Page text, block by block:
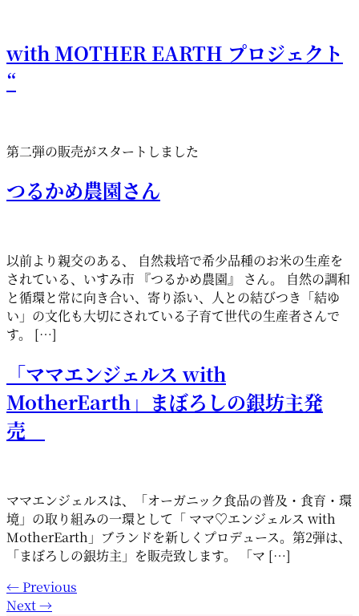
with MOTHER EARTH プロジェクト
“
第二弾の販売がスタートしました
つるかめ農園さん
以前より親交のある、 自然栽培で希少品種のお米の生産を
されている、いすみ市 『つるかめ農園』 さん。 自然の調和
と循環と常に向き合い、寄り添い、人との結びつき「結ゆ
い」の文化も大切にされている子育て世代の生産者さんで
す。 […]
「ママエンジェルス with
MotherEarth」まぼろしの銀坊主発
売
ママエンジェルスは、「オーガニック食品の普及・食育・環
境」の取り組みの一環として「 ママ♡エンジェルス with
MotherEarth」ブランドを新しくプロデュース。第2弾は、
「まぼろしの銀坊主」を販売致します。 「マ […]
← Previous
Next→